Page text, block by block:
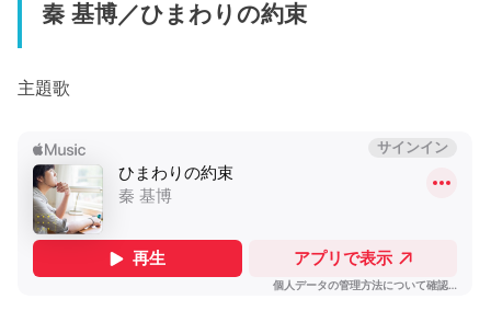
秦 基博／ひまわりの約束
主題歌